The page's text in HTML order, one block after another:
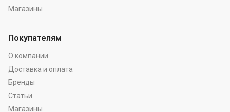
Магазины
Покупателям
О компании
Доставка и оплата
Бренды
Статьи
Магазины